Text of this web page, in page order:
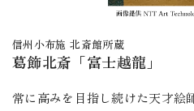
信州小布施 北斎館所蔵
葛飾北斎「富士越龍」
常に高みを目指し続けた天才絵